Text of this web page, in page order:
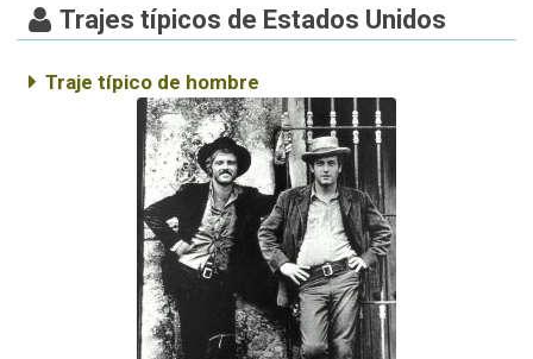
Trajes típicos de Estados Unidos
Traje típico de hombre